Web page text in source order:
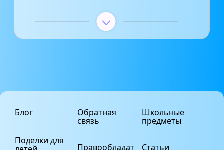
Блог
Поделки для
детей
Обратная
связь
Правообладат
Школьные
предметы
Статьи